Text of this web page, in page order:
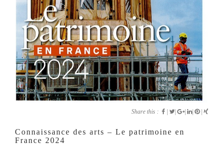
Share this : | | | | |
Connaissance des arts – Le patrimoine en
France 2024